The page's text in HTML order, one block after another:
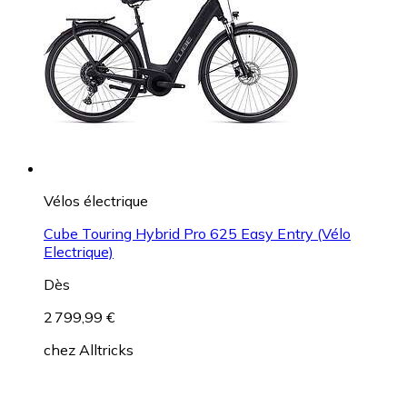
Vélos électrique
Cube Touring Hybrid Pro 625 Easy Entry (Vélo
Electrique)
Dès
2 799,99 €
chez Alltricks